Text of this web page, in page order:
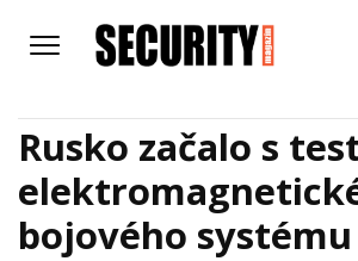
Rusko začalo s
bojového systému